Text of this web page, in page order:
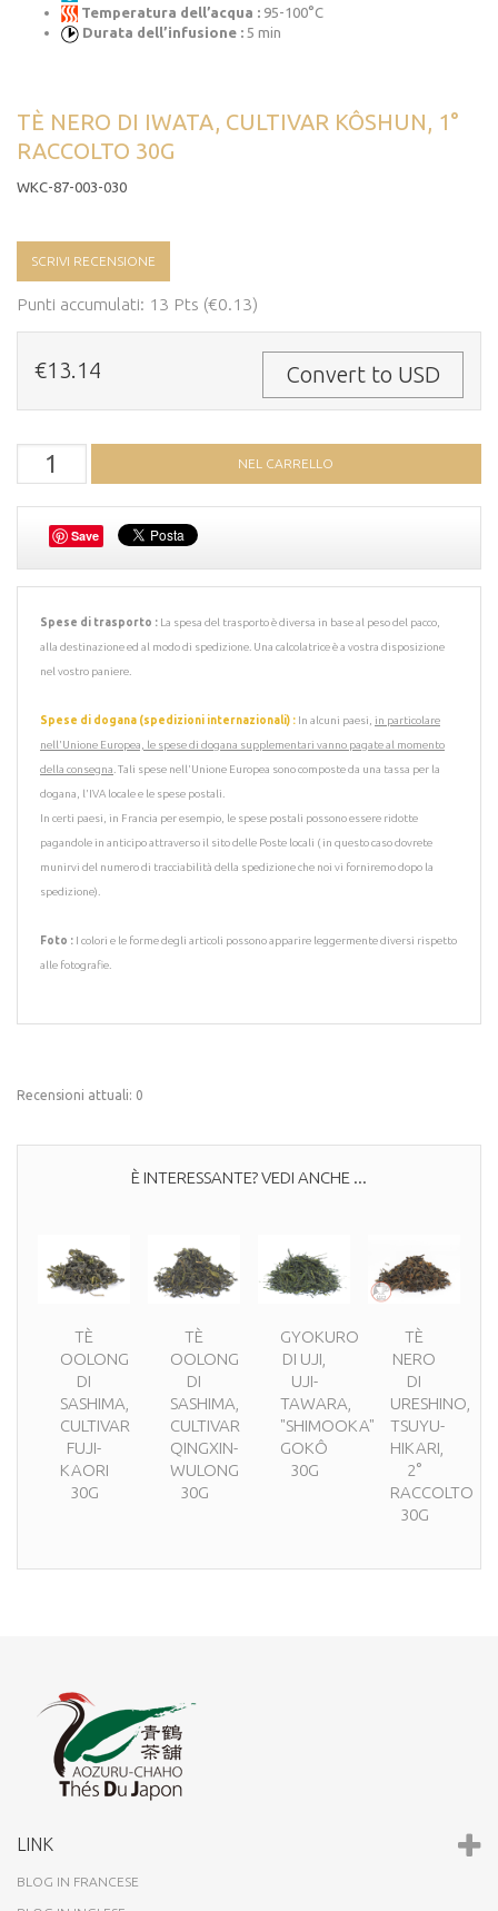
Temperatura dell’acqua : 95-100°C
Durata dell’infusione : 5 min
TÈ NERO DI IWATA, CULTIVAR KÔSHUN, 1°
RACCOLTO 30G
WKC-87-003-030
SCRIVI RECENSIONE
Punti accumulati: 13 Pts (€0.13)
Convert to USD
€13.14
Save
Spese di trasporto : La spesa del trasporto è diversa in base al peso del pacco,
alla destinazione ed al modo di spedizione. Una calcolatrice è a vostra disposizione
nel vostro paniere.
Spese di dogana (spedizioni internazionali) : In alcuni paesi, in particolare
nell'Unione Europea, le spese di dogana supplementari vanno pagate al momento
della consegna . Tali spese nell'Unione Europea sono composte da una tassa per la
dogana, l'IVA locale e le spese postali.
In certi paesi, in Francia per esempio, le spese postali possono essere ridotte
pagandole in anticipo attraverso il sito delle Poste locali ( in questo caso dovrete
munirvi del numero di tracciabilità della spedizione che noi vi forniremo dopo la
spedizione).
Foto : I colori e le forme degli articoli possono apparire leggermente diversi rispetto
alle fotografie.
Recensioni attuali: 0
È INTERESSANTE? VEDI ANCHE ...
TÈ
OOLONG
DI
SASHIMA,
CULTIVAR
FUJI-
KAORI
30G
TÈ
OOLONG
DI
SASHIMA,
CULTIVAR
QINGXIN-
WULONG
30G
GYOKURO
DI UJI,
UJI-
TAWARA,
"SHIMOOKA"
GOKÔ
30G
TÈ
NERO
DI
URESHINO,
TSUYU-
HIKARI,
2°
RACCOLTO
30G
LINK
BLOG IN FRANCESE